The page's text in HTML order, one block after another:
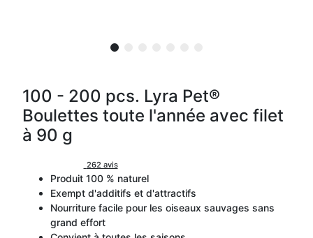
100 - 200 pcs. Lyra Pet®
Boulettes toute l'année avec filet
à 90 g
262 avis
Produit 100 % naturel
Exempt d'additifs et d'attractifs
Nourriture facile pour les oiseaux sauvages sans
grand effort